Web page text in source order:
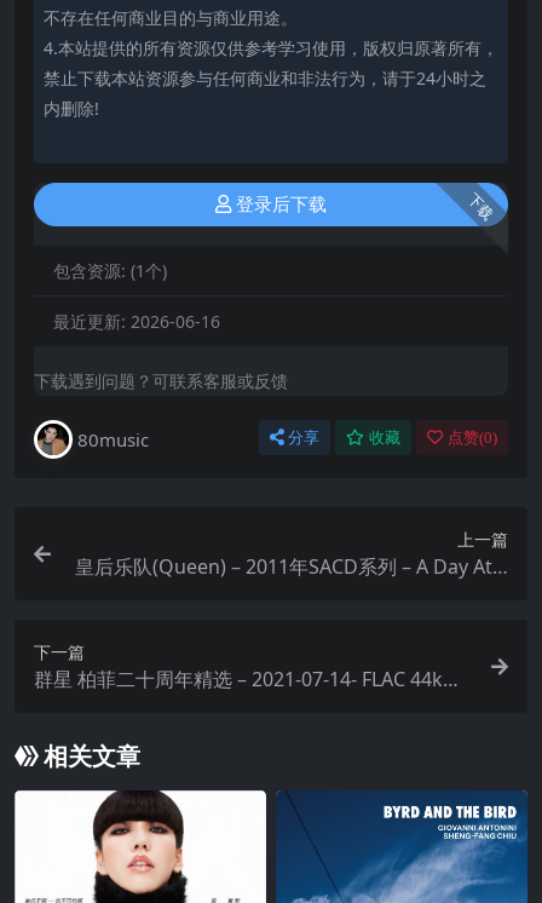
不存在任何商业目的与商业用途。
4.本站提供的所有资源仅供参考学习使用，版权归原著所有，
禁止下载本站资源参与任何商业和非法行为，请于24小时之
内删除!
下载
登录后下载
包含资源: (1个)
最近更新: 2026-06-16
下载遇到问题？可联系客服或反馈
80music 分享 收藏 点赞(0)
上一篇
皇后乐队(Queen) – 2011年SACD系列 – A Day At T
下一篇
群星 柏菲二十周年精选 – 2021-07-14- FLAC 44kHz
相关文章